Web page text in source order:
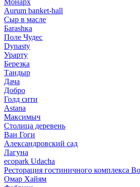
Монарх
Aurum banket-hall
Сыр в масле
Баrаshка
Поле Чудес
Dynasty
Урарту
Березка
Тандыр
Дача
Добро
Голд сити
Astana
Максимыч
Столица деревень
Ван Гоги
Александровский сад
Лагуна
ecopark Udacha
Ресторация гостиничного комплекса
Омар Хайям